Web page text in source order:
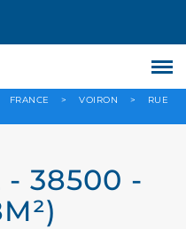
FRANCE > VOIRON >
RUE
- 38500 -